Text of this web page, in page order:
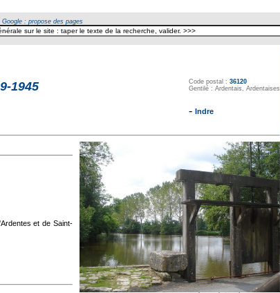
: propose des pages
1945
Code postal : 36120
Gentilé : Ardentais, Ardentaises
- Indre
et de Saint-